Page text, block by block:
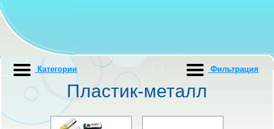
Пластик-металл
Категории Фильтрация